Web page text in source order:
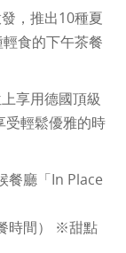
，推出10種夏
食的下午茶餐
享用德國頂級
輕鬆優雅的時
餐廳「In Place
時間） ※甜點